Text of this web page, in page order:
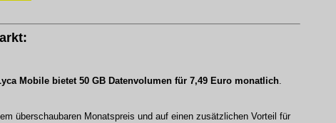
Mobile bietet 50 GB Datenvolumen für 7,49 Euro monatlich.
überschaubaren Monatspreis und auf einen zusätzlichen Vorteil für